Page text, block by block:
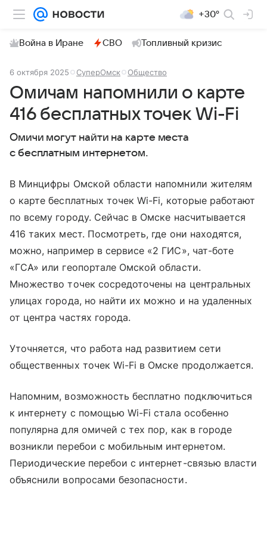
+30°
Война в Иране СВО Топливный кризис
6 октября 2025 СуперОмск Общество
Омичам напомнили о карте
416 бесплатных точек Wi-Fi
Омичи могут найти на карте места
с бесплатным интернетом.
В Минцифры Омской области напомнили жителям
о карте бесплатных точек Wi-Fi, которые работают
по всему городу. Сейчас в Омске насчитывается
416 таких мест. Посмотреть, где они находятся,
можно, например в сервисе «2 ГИС», чат-боте
«ГСА» или геопортале Омской области.
Множество точек сосредоточены на центральных
улицах города, но найти их можно и на удаленных
от центра частях города.
Уточняется, что работа над развитием сети
общественных точек Wi-Fi в Омске продолжается.
Напомним, возможность бесплатно подключиться
к интернету с помощью Wi-Fi стала особенно
популярна для омичей с тех пор, как в городе
возникли перебои с мобильным интернетом.
Периодические перебои с интернет-связью власти
объяснили вопросами безопасности.